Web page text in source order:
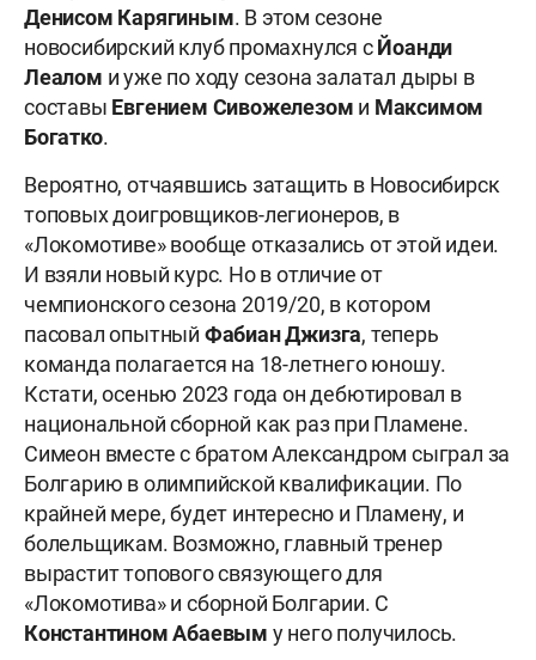
Денисом Карягиным. В этом сезоне
новосибирский клуб промахнулся сЙоанди
Леалом и уже по ходу сезона залатал дыры в
составы Евгением Сивожелезом и Максимом
Богатко.
Вероятно, отчаявшись затащить в Новосибирск
топовых доигровщиков-легионеров, в
«Локомотиве» вообще отказались от этой идеи.
И взяли новый курс. Но в отличие от
чемпионского сезона 2019/20, в котором
пасовал опытный Фабиан Джизга, теперь
команда полагается на 18-летнего юношу.
Кстати, осенью 2023 года он дебютировал в
национальной сборной как раз при Пламене.
Симеон вместе с братом Александром сыграл за
Болгарию в олимпийской квалификации. По
крайней мере, будет интересно и Пламену, и
болельщикам. Возможно, главный тренер
вырастит топового связующего для
«Локомотива» и сборной Болгарии. С
Константином Абаевым у него получилось.